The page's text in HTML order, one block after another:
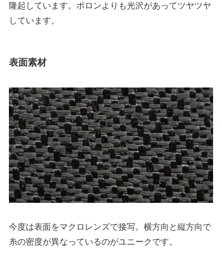
隆起しています。ポロンよりも光沢があってツヤツヤ
しています。
表面素材
今度は表面をマクロレンズで接写。横方向と縦方向で
糸の密度が異なっているのがユニークです。